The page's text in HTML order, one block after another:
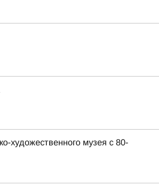
художественного музея с 80-